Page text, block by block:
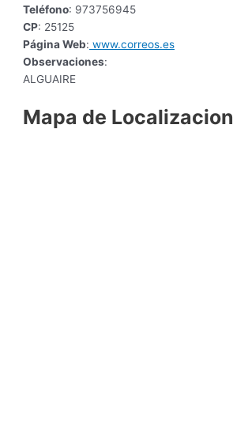
Teléfono: 973756945
CP: 25125
Página Web: www.correos.es
Observaciones:
ALGUAIRE
Mapa de Localizacion